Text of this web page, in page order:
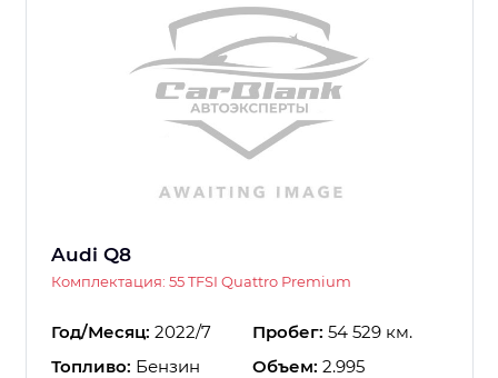
Audi Q8
Комплектация: 55 TFSI Quattro Premium
Год/Месяц: 2022/7 Пробег: 54 529 км.
Топливо: Бензин Объем: 2.995